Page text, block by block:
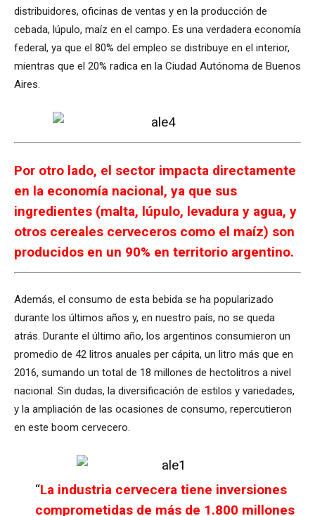
distribuidores, oficinas de ventas y en la producción de
cebada, lúpulo, maíz en el campo. Es una verdadera economía
federal, ya que el 80% del empleo se distribuye en el interior,
mientras que el 20% radica en la Ciudad Autónoma de Buenos
Aires.
Por otro lado, el sector impacta directamente
en la economía nacional, ya que sus
ingredientes (malta, lúpulo, levadura y agua, y
otros cereales cerveceros como el maíz) son
producidos en un 90% en territorio argentino.
Además, el consumo de esta bebida se ha popularizado
durante los últimos años y, en nuestro país, no se queda
atrás. Durante el último año, los argentinos consumieron un
promedio de 42 litros anuales per cápita, un litro más que en
2016, sumando un total de 18 millones de hectolitros a nivel
nacional. Sin dudas, la diversificación de estilos y variedades,
y la ampliación de las ocasiones de consumo, repercutieron
en este boom cervecero.
“La industria cervecera tiene inversiones
comprometidas de más de 1.800 millones